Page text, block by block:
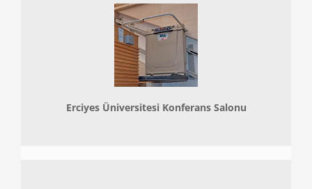
Erciyes Üniversitesi Konferans Salonu